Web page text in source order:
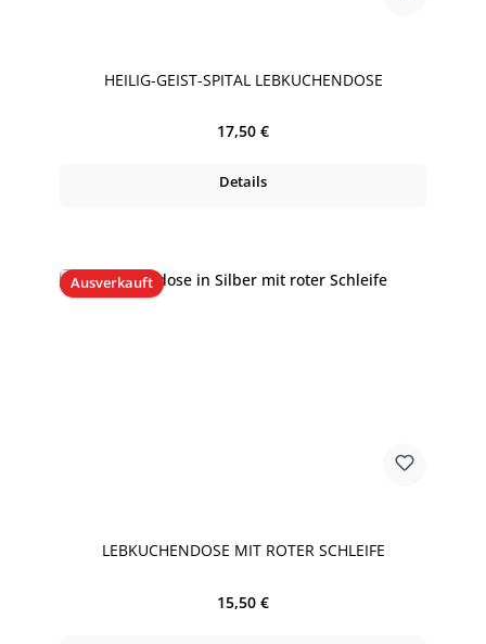
HEILIG-GEIST-SPITAL LEBKUCHENDOSE
Regulärer Preis:
17,50 €
Details
Ausverkauft
LEBKUCHENDOSE MIT ROTER SCHLEIFE
Regulärer Preis:
15,50 €